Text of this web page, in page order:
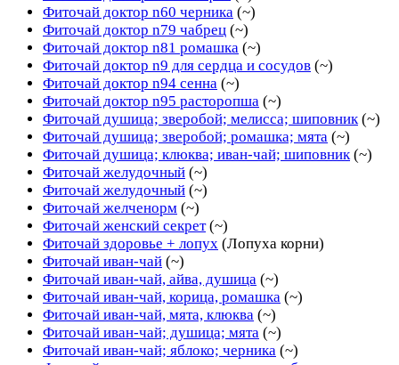
Фиточай доктор n60 черника (~)
Фиточай доктор n79 чабрец (~)
Фиточай доктор n81 ромашка (~)
Фиточай доктор n9 для сердца и сосудов (~)
Фиточай доктор n94 сенна (~)
Фиточай доктор n95 расторопша (~)
Фиточай душица; зверобой; мелисса; шиповник (~)
Фиточай душица; зверобой; ромашка; мята (~)
Фиточай душица; клюква; иван-чай; шиповник (~)
Фиточай желудочный (~)
Фиточай желудочный (~)
Фиточай желченорм (~)
Фиточай женский секрет (~)
Фиточай здоровье + лопух (Лопуха корни)
Фиточай иван-чай (~)
Фиточай иван-чай, айва, душица (~)
Фиточай иван-чай, корица, ромашка (~)
Фиточай иван-чай, мята, клюква (~)
Фиточай иван-чай; душица; мята (~)
Фиточай иван-чай; яблоко; черника (~)